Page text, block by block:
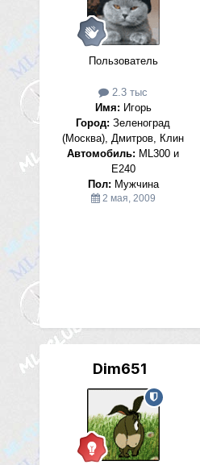
Пользователь
2.3 тыс
Имя: Игорь
Город: Зеленоград
(Москва), Дмитров, Клин
Автомобиль: ML300 и
E240
Пол: Мужчина
2 мая, 2009
Dim651